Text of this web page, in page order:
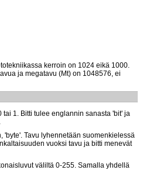
kerroin on 1024 eikä 1000.
ja megatavu (Mt) on 1048576, ei
1. Bitti tulee englannin sanasta 'bit' ja
'byte'. Tavu lyhennetään suomenkielessä
vuoksi tavu ja bitti menevät
väliltä 0-255. Samalla yhdellä